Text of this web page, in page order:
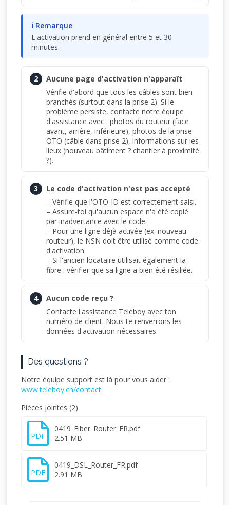
ℹ Remarque
L'activation prend en général entre 5 et 30
minutes.
2
Aucune page d'activation n'apparaît
Vérifie d'abord que tous les câbles sont bien
branchés (surtout dans la prise 2). Si le
problème persiste, contacte notre équipe
d'assistance avec : photos du routeur (face
avant, arrière, inférieure), photos de la prise
OTO (câble dans prise 2), informations sur les
lieux (nouveau bâtiment ? chantier à proximité
?).
3
Le code d'activation n'est pas accepté
– Vérifie que l'OTO-ID est correctement saisi.
– Assure-toi qu'aucun espace n'a été copié
par inadvertance avec le code.
– Pour une ligne déjà activée (ex. nouveau
routeur), le NSN doit être utilisé comme code
d'activation.
– Si l'ancien locataire utilisait également la
fibre : vérifier que sa ligne a bien été résiliée.
4
Aucun code reçu ?
Contacte l'assistance Teleboy avec ton
numéro de client. Nous te renverrons les
données d'activation nécessaires.
Des questions ?
Notre équipe support est là pour vous aider :
www.teleboy.ch/contact
Pièces jointes (2)
PDF
0419_Fiber_Router_FR.pdf
2.51 MB
PDF
0419_DSL_Router_FR.pdf
2.91 MB